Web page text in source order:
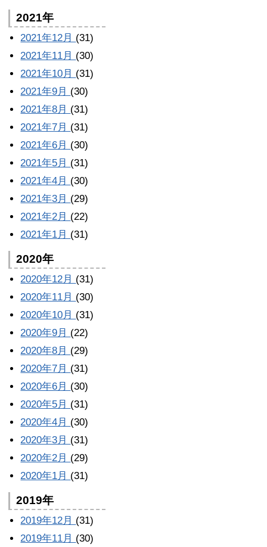
2021年
2021年12月 (31)
2021年11月 (30)
2021年10月 (31)
2021年9月 (30)
2021年8月 (31)
2021年7月 (31)
2021年6月 (30)
2021年5月 (31)
2021年4月 (30)
2021年3月 (29)
2021年2月 (22)
2021年1月 (31)
2020年
2020年12月 (31)
2020年11月 (30)
2020年10月 (31)
2020年9月 (22)
2020年8月 (29)
2020年7月 (31)
2020年6月 (30)
2020年5月 (31)
2020年4月 (30)
2020年3月 (31)
2020年2月 (29)
2020年1月 (31)
2019年
2019年12月 (31)
2019年11月 (30)